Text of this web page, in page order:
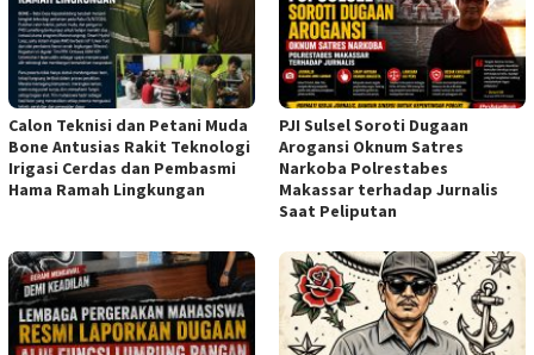
Calon Teknisi dan Petani Muda
Bone Antusias Rakit Teknologi
Irigasi Cerdas dan Pembasmi
Hama Ramah Lingkungan
PJI Sulsel Soroti Dugaan
Arogansi Oknum Satres
Narkoba Polrestabes
Makassar terhadap Jurnalis
Saat Peliputan